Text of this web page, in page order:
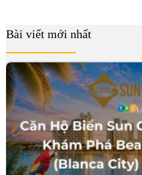
Bài viết mới nhất